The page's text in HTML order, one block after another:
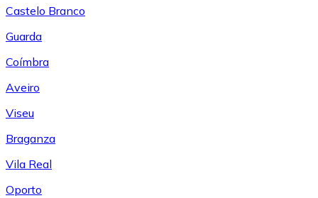
Castelo Branco
Guarda
Coímbra
Aveiro
Viseu
Braganza
Vila Real
Oporto